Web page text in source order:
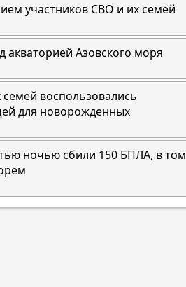
участников СВО и их семей
акваторией Азовского моря
воспользовались
для новорожденных
ночью сбили 150 БПЛА, в том